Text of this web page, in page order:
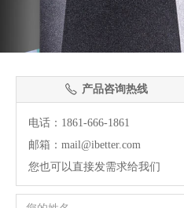
ꂅ 产品咨询热线
电话：1861-666-1861
邮箱：mail@ibetter.com
您也可以直接发需求给我们